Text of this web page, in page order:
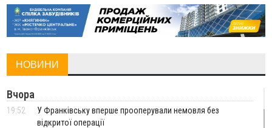
НОВИНИ
Вчора
19:52
У Франківську вперше прооперували немовля без
відкритої операції